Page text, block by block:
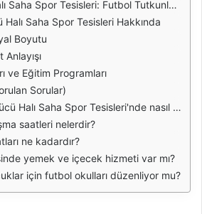
Tesisleri: Futbol Tutkunlarının Buluşma Noktası
Halı Saha Spor Tesisleri Hakkında
Boyutu
ve Eğitim Programları
Sorular)
Saha Spor Tesisleri'nde nasıl rezervasyon yapabilirim?
saatleri nelerdir?
ne kadardır?
yemek ve içecek hizmeti var mı?
için futbol okulları düzenliyor mu?